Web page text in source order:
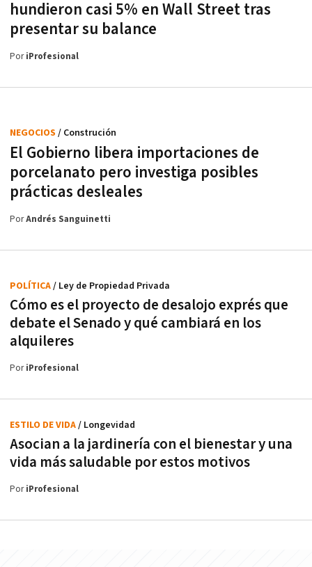
hundieron casi 5% en Wall Street tras
presentar su balance
PoriProfesional
El Gobierno libera importaciones de
porcelanato pero investiga posibles
prácticas desleales
NEGOCIOS / Construción
PorAndrés Sanguinetti
Cómo es el proyecto de desalojo exprés que
debate el Senado y qué cambiará en los
alquileres
POLÍTICA/ Ley de Propiedad Privada
PoriProfesional
Asocian a la jardinería con el bienestar y una
vida más saludable por estos motivos
ESTILO DE VIDA/ Longevidad
PoriProfesional